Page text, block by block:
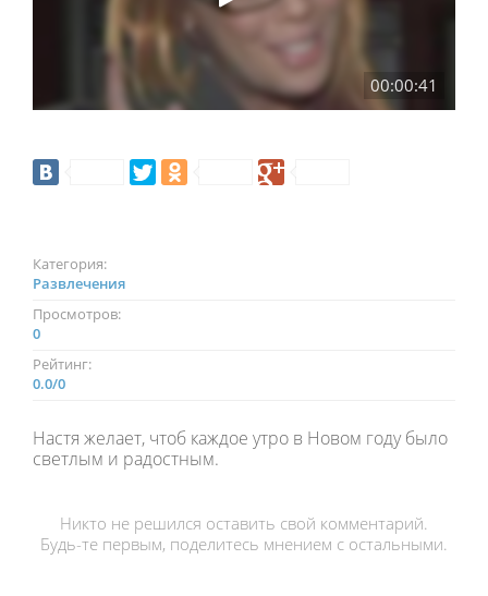
00:00:41
Категория:
Развлечения
Просмотров:
0
Рейтинг:
0.0/0
Настя желает, чтоб каждое утро в Новом году было
светлым и радостным.
Никто не решился оставить свой комментарий.
Будь-те первым, поделитесь мнением с остальными.